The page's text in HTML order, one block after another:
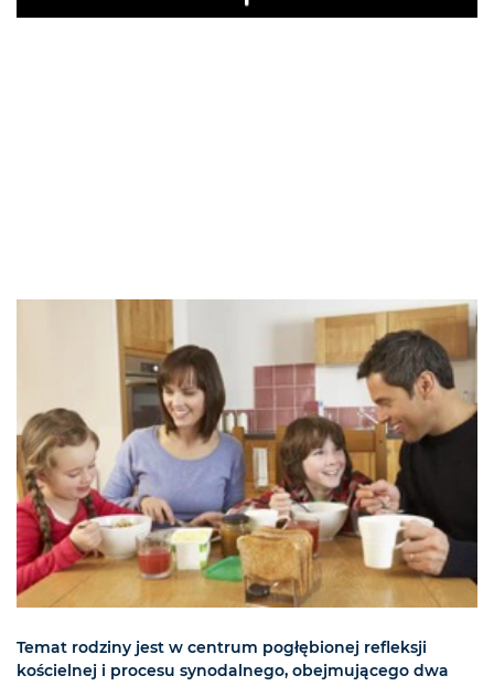
Play
Temat rodziny jest w centrum pogłębionej refleksji
kościelnej i procesu synodalnego, obejmującego dwa